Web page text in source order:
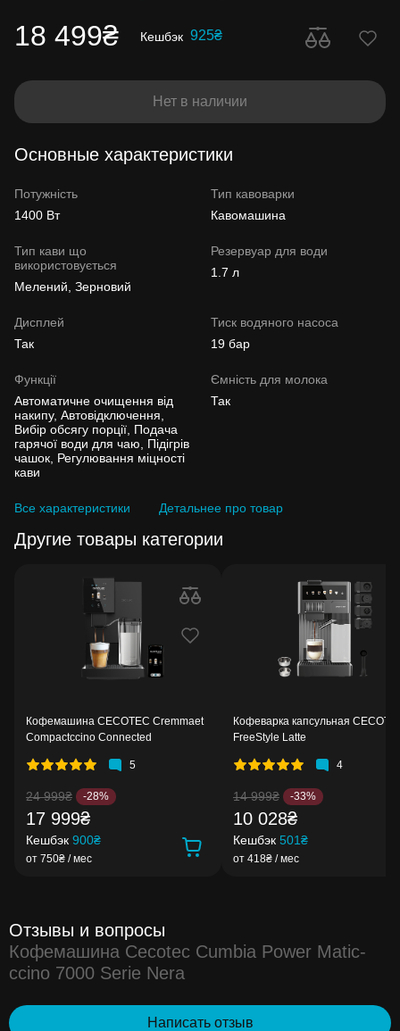
18 499₴ Кешбэк 925₴
Нет в наличии
Основные характеристики
Потужність
1400 Вт
Тип кавоварки
Кавомашина
Тип кави що
використовується
Мелений, Зерновий
Резервуар для води
1.7 л
Дисплей
Так
Тиск водяного насоса
19 бар
Функції
Автоматичне очищення від
накипу, Автовідключення,
Вибір обсягу порції, Подача
гарячої води для чаю, Підігрів
чашок, Регулювання міцності
кави
Ємність для молока
Так
Все характеристики Детальнее про товар
Другие товары категории
Кофемашина CECOTEC Cremmaet
Compactccino Connected
5
24 999₴ -28%
17 999₴
Кешбэк 900₴
от 750₴ / мес
Кофеварка капсульная
FreeStyle Latte
4
14 999₴ -33%
10 028₴
Кешбэк 501₴
от 418₴ / мес
Отзывы и вопросы
Кофемашина Cecotec Cumbia Power Matic-
ccino 7000 Serie Nera
Написать отзыв